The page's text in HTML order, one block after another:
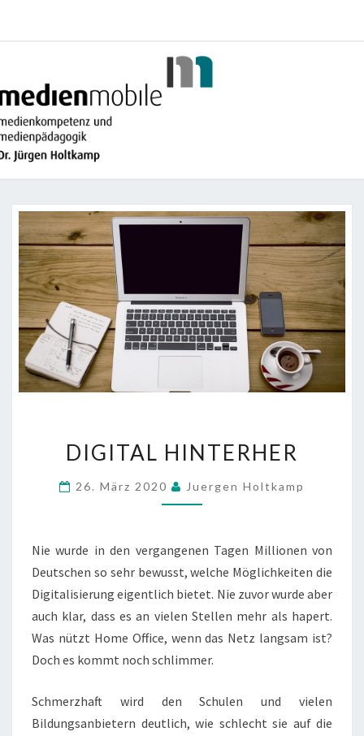
HINTERHER
DIGITAL HINTERHER
26. März 2020 Juergen Holtkamp
Nie wurde in den vergangenen Tagen Millionen von
Deutschen so sehr bewusst, welche Möglichkeiten die
Digitalisierung eigentlich bietet. Nie zuvor wurde aber
auch klar, dass es an vielen Stellen mehr als hapert.
Was nützt Home Office, wenn das Netz langsam ist?
Doch es kommt noch schlimmer.
Schmerzhaft wird den Schulen und vielen
Bildungsanbietern deutlich, wie schlecht sie auf die